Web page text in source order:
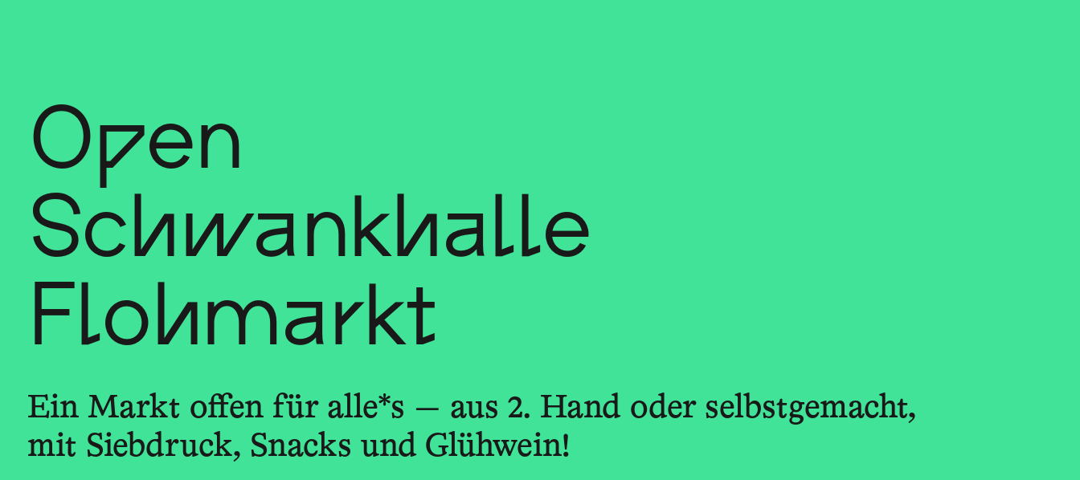
Open
Schwankhalle
Flohmarkt
Ein Markt offen für alle*s — aus 2. Hand oder selbstgemacht,
mit Siebdruck, Snacks und Glühwein!